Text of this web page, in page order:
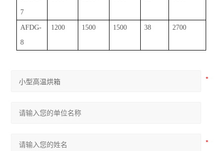
7
AFDG-
8
1200 1500 1500 38 2700